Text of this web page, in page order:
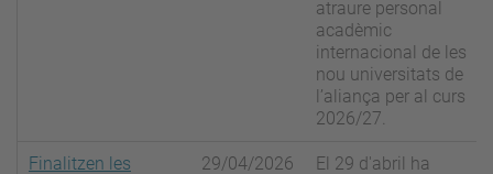
atraure personal
acadèmic
internacional de les
nou universitats de
l’aliança per al curs
2026/27.
Finalitzen les
29/04/2026
El 29 d'abril ha